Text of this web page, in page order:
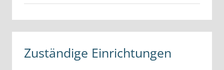
Zuständige Einrichtungen